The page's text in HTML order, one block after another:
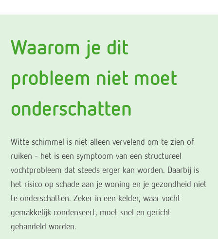
Waarom je dit
probleem niet moet
onderschatten
Witte schimmel is niet alleen vervelend om te zien of
ruiken – het is een symptoom van een structureel
vochtprobleem dat steeds erger kan worden. Daarbij is
het risico op schade aan je woning en je gezondheid niet
te onderschatten. Zeker in een kelder, waar vocht
gemakkelijk condenseert, moet snel en gericht
gehandeld worden.